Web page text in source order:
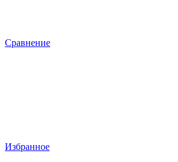
Сравнение
Избранное